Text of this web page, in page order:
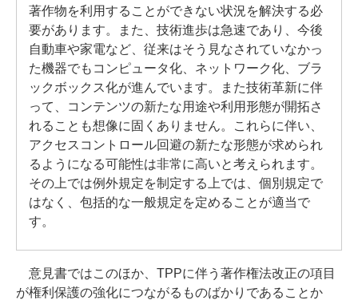
著作物を利用することができない状況を解決する必
要があります。また、技術進歩は急速であり、今後
自動車や家電など、従来はそう見なされていなかっ
た機器でもコンピュータ化、ネットワーク化、ブラ
ックボックス化が進んでいます。また技術革新に伴
って、コンテンツの新たな用途や利用形態が開拓さ
れることも想像に固くありません。これらに伴い、
アクセスコントロール回避の新たな形態が求められ
るようになる可能性は非常に高いと考えられます。
その上では例外規定を制定する上では、個別規定で
はなく、包括的な一般規定を定めることが適当で
す。
意見書ではこのほか、TPPに伴う著作権法改正の項目
が権利保護の強化につながるものばかりであることか